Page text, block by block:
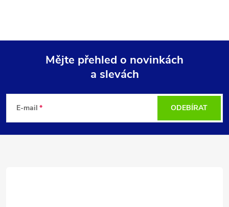
p
Mějte přehled o novinkách
a slevách
E-mail ODEBÍRAT